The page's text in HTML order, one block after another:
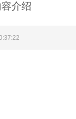
介绍